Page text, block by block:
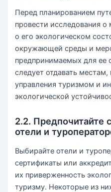
Перед планированием
провести исследования о
о его экологическом
окружающей среды и
предпринимаемых для ее
следует отдавать
управления туризмом и
экологической
2.2. Предпочитайте
отели и
Выбирайте отели и
сертификаты или
их приверженность
туризму. Некоторые из